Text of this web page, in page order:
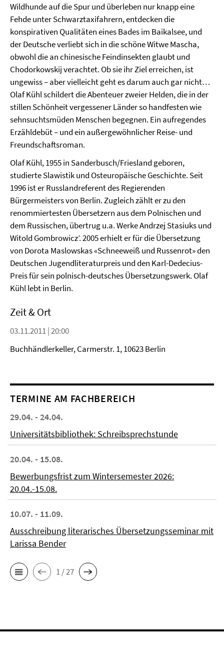
Wildhunde auf die Spur und überleben nur knapp eine
Fehde unter Schwarz­taxifahrern, entdecken die
konspirativen Qualitäten eines Bades im Baikalsee, und
der Deutsche verliebt sich in die schöne Witwe Mascha,
obwohl die an chinesische Feindinsekten glaubt und
Chodorkowskij verachtet. Ob sie ihr Ziel erreichen, ist
ungewiss – aber vielleicht geht es darum auch gar nicht…
Olaf Kühl schildert die Abenteuer zweier Helden, die in der
stillen Schönheit vergessener Länder so handfesten wie
sehnsuchtsmüden Menschen begegnen. Ein aufregendes
Erzähldebüt – und ein außergewöhnlicher Reise- und
Freundschaftsroman.
Olaf Kühl, 1955 in Sanderbusch/Friesland geboren,
studierte Slawistik und Osteuropäische Geschichte. Seit
1996 ist er Russlandreferent des Regierenden
Bürgermeisters von Berlin. Zugleich zählt er zu den
renommiertesten Übersetzern aus dem Polnischen und
dem Russischen, übertrug u.a. Werke Andrzej Stasiuks und
Witold Gombrowicz’. 2005 erhielt er für die Übersetzung
von Dorota Maslowskas «Schneeweiß und Russenrot» den
Deutschen Jugendliteraturpreis und den Karl-Dedecius-
Preis für sein polnisch-deutsches Übersetzungswerk. Olaf
Kühl lebt in Berlin.
Zeit & Ort
03.11.2011 | 20:00
Buchhändlerkeller, Carmerstr. 1, 10623 Berlin
TERMINE AM FACHBEREICH
29.04. - 24.04.
Universitätsbibliothek: Schreibsprechstunde
20.04. - 15.08.
Bewerbungsfrist zum Wintersemester 2026:
20.04.-15.08.
10.07. - 11.09.
Ausschreibung literarisches Übersetzungsseminar mit
Larissa Bender
1 / 27